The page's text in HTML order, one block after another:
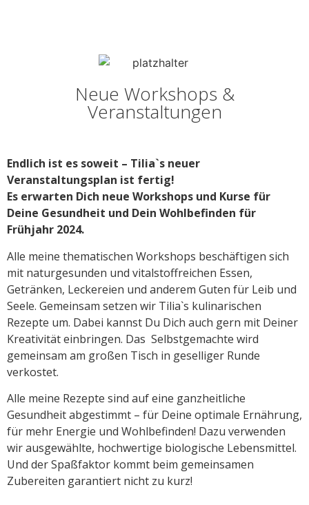
Neue Workshops &
Veranstaltungen
Endlich ist es soweit – Tilia`s neuer
Veranstaltungsplan ist fertig!
Es erwarten Dich neue Workshops und Kurse für
Deine Gesundheit und Dein Wohlbefinden für
Frühjahr 2024.
Alle meine thematischen Workshops beschäftigen sich
mit naturgesunden und vitalstoffreichen Essen,
Getränken, Leckereien und anderem Guten für Leib und
Seele. Gemeinsam setzen wir Tilia`s kulinarischen
Rezepte um. Dabei kannst Du Dich auch gern mit Deiner
Kreativität einbringen. Das Selbstgemachte wird
gemeinsam am großen Tisch in geselliger Runde
verkostet.
Alle meine Rezepte sind auf eine ganzheitliche
Gesundheit abgestimmt – für Deine optimale Ernährung,
für mehr Energie und Wohlbefinden! Dazu verwenden
wir ausgewählte, hochwertige biologische Lebensmittel.
Und der Spaßfaktor kommt beim gemeinsamen
Zubereiten garantiert nicht zu kurz!